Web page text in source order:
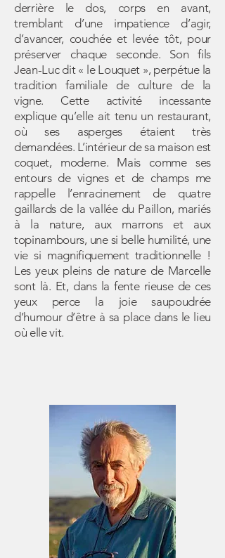
derrière le dos, corps en avant,
tremblant d’une impatience d’agir,
d’avancer, couchée et levée tôt, pour
préserver chaque seconde. Son fils
Jean-Luc dit « le Louquet », perpétue la
tradition familiale de culture de la
vigne. Cette activité incessante
explique qu’elle ait tenu un restaurant,
où ses asperges étaient très
demandées. L’intérieur de sa maison est
coquet, moderne. Mais comme ses
entours de vignes et de champs me
rappelle l’enracinement de quatre
gaillards de la vallée du Paillon, mariés
à la nature, aux marrons et aux
topinambours, une si belle humilité, une
vie si magnifiquement traditionnelle !
Les yeux pleins de nature de Marcelle
sont là. Et, dans la fente rieuse de ces
yeux perce la joie saupoudrée
d’humour d’être à sa place dans le lieu
où elle vit.